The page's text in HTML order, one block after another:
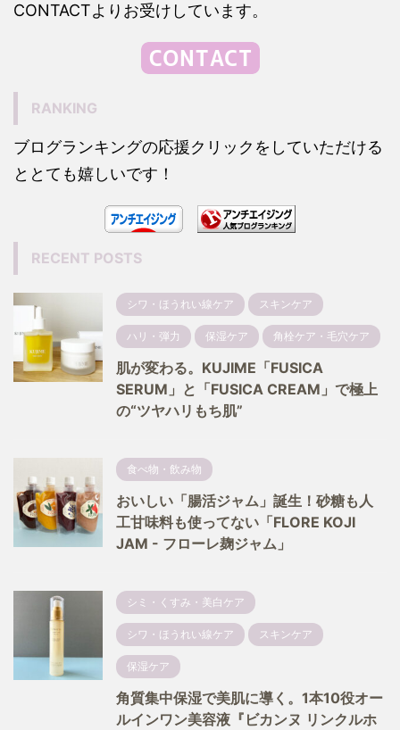
CONTACTよりお受けしています。
RANKING
ブログランキングの応援クリックをしていただける
ととても嬉しいです！
RECENT POSTS
シワ・ほうれい線ケア スキンケア
ハリ・弾力 保湿ケア 角栓ケア・毛穴ケア
肌が変わる。KUJIME「FUSICA
SERUM」と「FUSICA CREAM」で極上
の“ツヤハリもち肌”
食べ物・飲み物
おいしい「腸活ジャム」誕生！砂糖も人
工甘味料も使ってない「FLORE KOJI
JAM - フローレ麹ジャム」
シミ・くすみ・美白ケア
シワ・ほうれい線ケア スキンケア
保湿ケア
角質集中保湿で美肌に導く。1本10役オー
ルインワン美容液『ビカンヌ リンクルホ